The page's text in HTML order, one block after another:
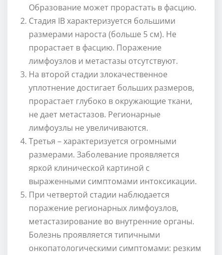
Образование может прорастать в фасцию.
Стадия IB характеризуется большими
размерами нароста (больше 5 см). Не
прорастает в фасцию. Поражение
лимфоузлов и метастазы отсутствуют.
На второй стадии злокачественное
уплотнение достигает больших размеров,
прорастает глубоко в окружающие ткани,
не дает метастазов. Регионарные
лимфоузлы не увеличиваются.
Третья – характеризуется огромными
размерами. Заболевание проявляется
яркой клинической картиной с
выраженными симптомами интоксикации.
При четвертой стадии наблюдается
поражение регионарных лимфоузлов,
метастазирование во внутренние органы.
Болезнь проявляется типичными
онкопатологическими симптомами: резким